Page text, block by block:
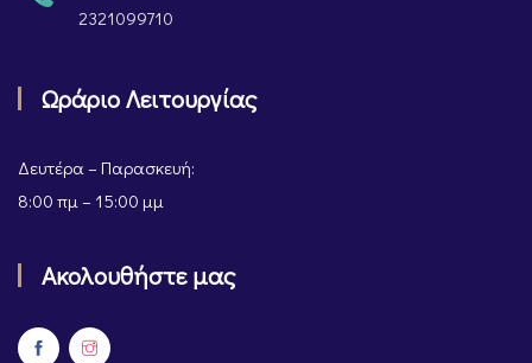
2321099710
Ωράριο Λειτουργίας
Δευτέρα – Παρασκευή:
8:00 πμ – 15:00 μμ
Ακολουθήστε μας